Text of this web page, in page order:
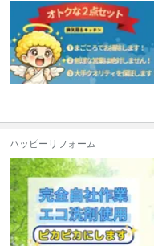
ハッピーリフォーム